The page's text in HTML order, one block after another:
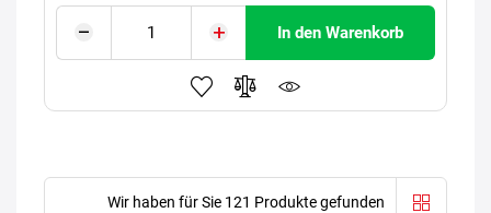
In den Warenkorb
Wir haben für Sie 121 Produkte gefunden